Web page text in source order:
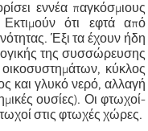
εννέα παγκόσμιους
Εκτιμούν ότι εφτά από
Έξι τα έχουν ήδη
λογικής της συσσώρευσης
οικοσυστημάτων, κύκλος
και γλυκό νερό, αλλαγή
ουσίες). Οι φτωχοί-
στις φτωχές χώρες.